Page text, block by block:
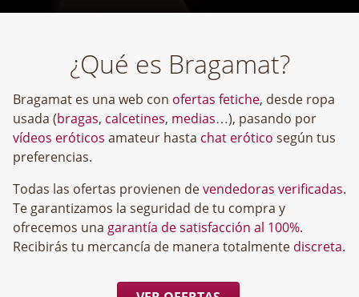
¿Qué es Bragamat?
Bragamat es una web con ofertas fetiche, desde ropa
usada (bragas, calcetines, medias…), pasando por
vídeos eróticos amateur hasta chat erótico según tus
preferencias.
Todas las ofertas provienen devendedoras verificadas.
Te garantizamos la seguridad de tu compra y
ofrecemos una garantía de satisfacción al 100%.
Recibirás tu mercancía de manera totalmente discreta.